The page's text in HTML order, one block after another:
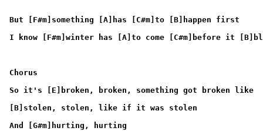
But [F#m]something [A]has [C#m]to [B]happen first
I know [F#m]winter has [A]to come [C#m]before it
Chorus
So it's [E]broken, broken, something got broken like
[B]stolen, stolen, like if it was stolen
And [G#m]hurting, hurting